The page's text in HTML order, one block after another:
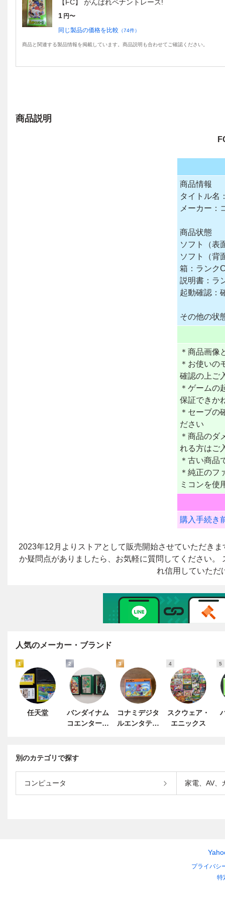
【FC】 がんばれペナントレース!
1 円〜
同じ製品の価格を比較 （74件）
商品と関連する製品情報を掲載しています。商品説明も合わせてご確認ください。
商品説明
人気のメーカー・ブランド
1
任天堂
2
バンダイナム
コエンターテ
3
コナミデジタ
ルエンタテイ
4
スクウェア・
エニックス
5
別のカテゴリで探す
コンピュータ 家電、AV、
プライバシ
特